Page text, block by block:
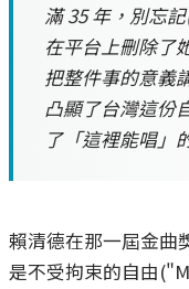
滿 35 年，別忘
在平台上刪除了
把整件事的意義
凸顯了台灣這份
了「這裡能唱」
賴清德在那一屆金曲
是不受拘束的自由